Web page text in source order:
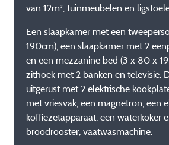
van 12m², tuinmeubelen en
Een slaapkamer met een
190cm), een slaapkamer met 2
en een mezzanine bed (3 x 80 x
zithoek met 2 banken en televisie.
uitgerust met 2 elektrische
met vriesvak, een magnetron, een
koffiezetapparaat, een waterkoker
broodrooster, vaatwasmachine.